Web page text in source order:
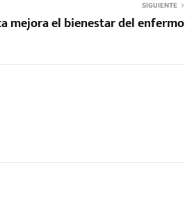
SIGUIENTE
mejora el bienestar del enfermo